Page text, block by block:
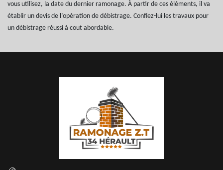
vous utilisez, la date du dernier ramonage. À partir de ces éléments, il va
établir un devis de l’opération de débistrage. Confiez-lui les travaux pour
un débistrage réussi à cout abordable.